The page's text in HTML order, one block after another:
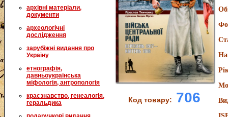
архівні матеріали,
документи
археологічні
дослідження
зарубіжні видання про
Україну
етнографія,
давньоукраїнська
міфологія, антропологія
краєзнавство, генеалогія,
геральдика
Код товару: 706